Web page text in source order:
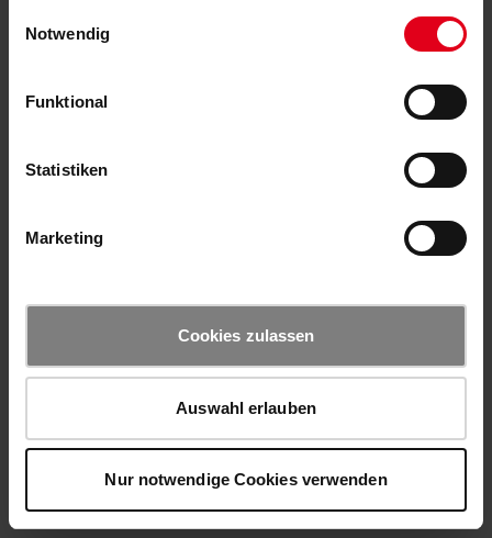
Notwendig
Funktional
Statistiken
Marketing
Cookies zulassen
Auswahl erlauben
Nur notwendige Cookies verwenden